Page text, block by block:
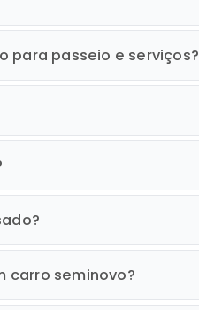
para passeio e serviços?
carro seminovo?